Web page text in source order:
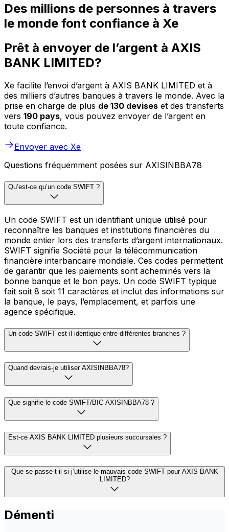
Des millions de personnes à travers
le monde font confiance à Xe
Prêt à envoyer de l’argent à AXIS
BANK LIMITED?
Xe facilite l’envoi d’argent à AXIS BANK LIMITED et à
des milliers d’autres banques à travers le monde. Avec la
prise en charge de plus de 130 devises et des transferts
vers 190 pays, vous pouvez envoyer de l’argent en
toute confiance.
Envoyer avec Xe
Questions fréquemment posées sur AXISINBBA78
Qu’est-ce qu’un code SWIFT ?
Un code SWIFT est un identifiant unique utilisé pour
reconnaître les banques et institutions financières du
monde entier lors des transferts d’argent internationaux.
SWIFT signifie Société pour la télécommunication
financière interbancaire mondiale. Ces codes permettent
de garantir que les paiements sont acheminés vers la
bonne banque et le bon pays. Un code SWIFT typique
fait soit 8 soit 11 caractères et inclut des informations sur
la banque, le pays, l’emplacement, et parfois une
agence spécifique.
Un code SWIFT est-il identique entre différentes branches ?
Quand devrais-je utiliser AXISINBBA78?
Que signifie le code SWIFT/BIC AXISINBBA78 ?
Est-ce AXIS BANK LIMITED plusieurs succursales ?
Que se passe-t-il si j’utilise le mauvais code SWIFT pour AXIS BANK
LIMITED?
Démenti